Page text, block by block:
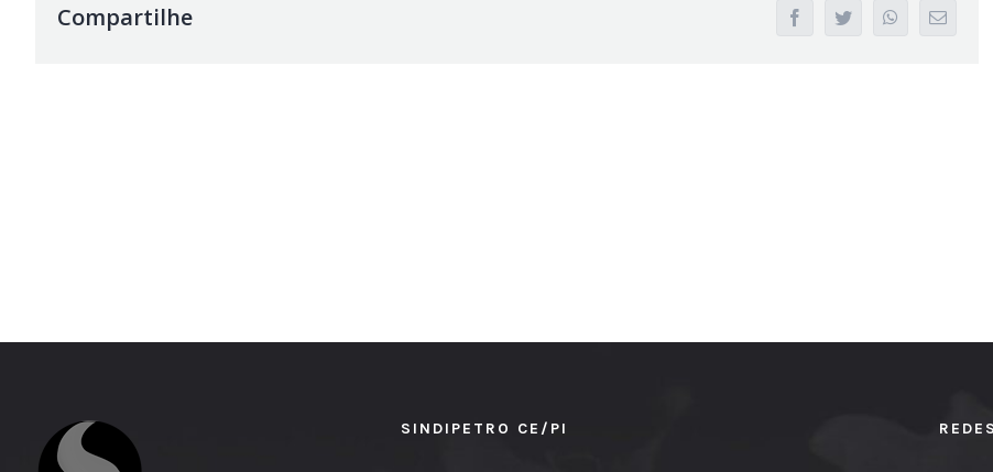
Compartilhe facebooktwitter whatsappEmail
SINDIPETRO CE/PI